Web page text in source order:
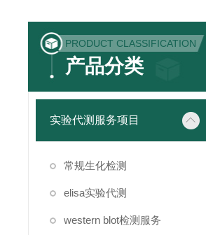
PRODUCT CLASSIFICATION
产品分类
实验代测服务项目
常规生化检测
elisa实验代测
western blot检测服务